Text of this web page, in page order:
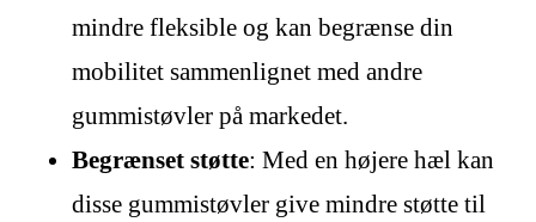
mindre fleksible og kan begrænse din
mobilitet sammenlignet med andre
gummistøvler på markedet.
Begrænset støtte: Med en højere hæl kan
disse gummistøvler give mindre støtte til